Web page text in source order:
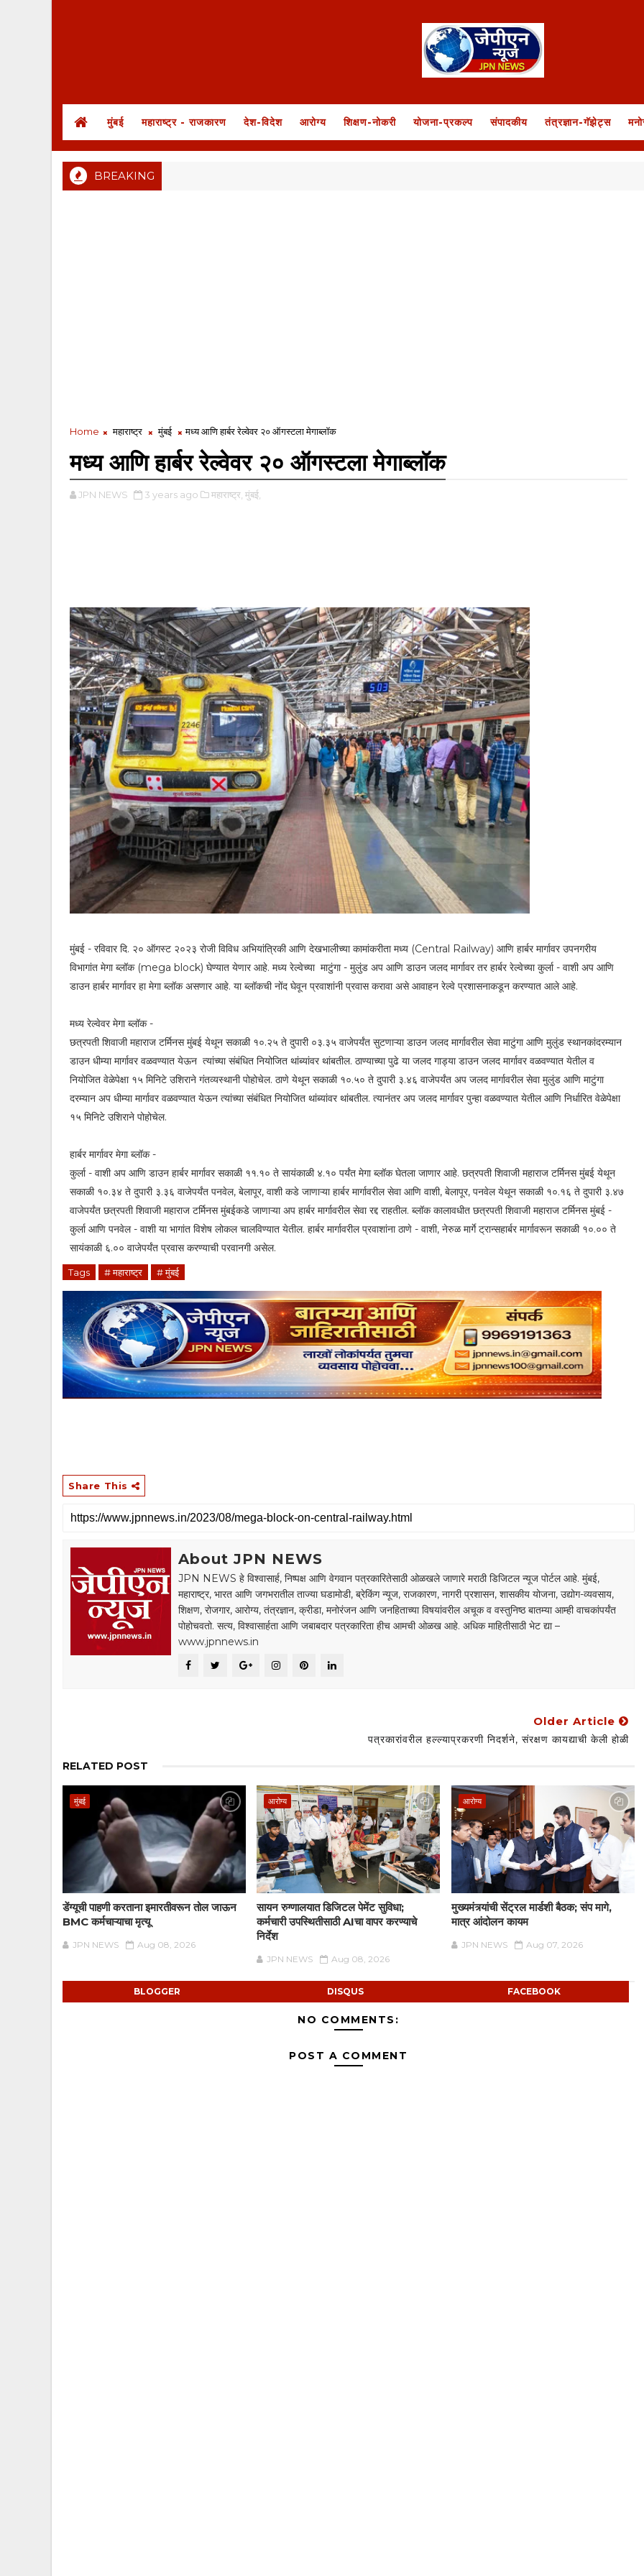
मुंबई महाराष्ट्र - राजकारण देश-विदेश आरोग्य शिक्षण-नोकरी योजना-प्रकल्प संपादकीय तंत्रज्ञान-गॅझेट्स
BREAKING
Home महाराष्ट्र मुंबई मध्य आणि हार्बर रेल्वेवर २० ऑगस्टला मेगाब्लॉक
मध्य आणि हार्बर रेल्वेवर २० ऑगस्टला मेगाब्लॉक
JPN NEWS 3 years ago महाराष्ट्र, मुंबई,
मुंबई - रविवार दि. २० ऑगस्ट २०२३ रोजी विविध अभियांत्रिकी आणि देखभालीच्या कामांकरीता मध्य (Central Railway) आणि हार्बर मार्गावर उपनगरीय
विभागांत मेगा ब्लॉक (mega block) घेण्यात येणार आहे. मध्य रेल्वेच्या माटुंगा - मुलुंड अप आणि डाउन जलद मार्गावर तर हार्बर रेल्वेच्या कुर्ला - वाशी अप आणि
डाउन हार्बर मार्गावर हा मेगा ब्लॉक असणार आहे. या ब्लॉकची नोंद घेवून प्रवाशांनी प्रवास करावा असे आवाहन रेल्वे प्रशासनाकडून करण्यात आले आहे.
मध्य रेल्वेवर मेगा ब्लॉक -
छत्रपती शिवाजी महाराज टर्मिनस मुंबई येथून सकाळी १०.२५ ते दुपारी ०३.३५ वाजेपर्यंत सुटणाऱ्या डाउन जलद मार्गावरील सेवा माटुंगा आणि मुलुंड स्थानकांदरम्यान
डाउन धीम्या मार्गावर वळवण्यात येऊन त्यांच्या संबंधित नियोजित थांब्यांवर थांबतील. ठाण्याच्या पुढे या जलद गाड्या डाउन जलद मार्गावर वळवण्यात येतील व
नियोजित वेळेपेक्षा १५ मिनिटे उशिराने गंतव्यस्थानी पोहोचेल. ठाणे येथून सकाळी १०.५० ते दुपारी ३.४६ वाजेपर्यंत अप जलद मार्गावरील सेवा मुलुंड आणि माटुंगा
दरम्यान अप धीम्या मार्गावर वळवण्यात येऊन त्यांच्या संबंधित नियोजित थांब्यांवर थांबतील. त्यानंतर अप जलद मार्गावर पुन्हा वळवण्यात येतील आणि निर्धारित वेळेपेक्षा
१५ मिनिटे उशिराने पोहोचेल.
हार्बर मार्गावर मेगा ब्लॉक -
कुर्ला - वाशी अप आणि डाउन हार्बर मार्गावर सकाळी ११.१० ते सायंकाळी ४.१० पर्यंत मेगा ब्लॉक घेतला जाणार आहे. छत्रपती शिवाजी महाराज टर्मिनस मुंबई येथून
सकाळी १०.३४ ते दुपारी ३.३६ वाजेपर्यंत पनवेल, बेलापूर, वाशी कडे जाणाऱ्या हार्बर मार्गावरील सेवा आणि वाशी, बेलापूर, पनवेल येथून सकाळी १०.१६ ते दुपारी ३.४७
वाजेपर्यंत छत्रपती शिवाजी महाराज टर्मिनस मुंबईकडे जाणाऱ्या अप हार्बर मार्गावरील सेवा रद्द राहतील. ब्लॉक कालावधीत छत्रपती शिवाजी महाराज टर्मिनस मुंबई -
कुर्ला आणि पनवेल - वाशी या भागांत विशेष लोकल चालविण्यात येतील. हार्बर मार्गावरील प्रवाशांना ठाणे - वाशी, नेरुळ मार्गे ट्रान्सहार्बर मार्गावरून सकाळी १०.०० ते
सायंकाळी ६.०० वाजेपर्यंत प्रवास करण्याची परवानगी असेल.
Tags # महाराष्ट्र # मुंबई
Share This
About JPN NEWS
JPN NEWS हे विश्वासार्ह, निष्पक्ष आणि वेगवान पत्रकारितेसाठी ओळखले जाणारे मराठी डिजिटल न्यूज पोर्टल आहे. मुंबई,
महाराष्ट्र, भारत आणि जगभरातील ताज्या घडामोडी, ब्रेकिंग न्यूज, राजकारण, नागरी प्रशासन, शासकीय योजना, उद्योग-व्यवसाय,
शिक्षण, रोजगार, आरोग्य, तंत्रज्ञान, क्रीडा, मनोरंजन आणि जनहिताच्या विषयांवरील अचूक व वस्तुनिष्ठ बातम्या आम्ही वाचकांपर्यंत
पोहोचवतो. सत्य, विश्वासार्हता आणि जबाबदार पत्रकारिता हीच आमची ओळख आहे. अधिक माहितीसाठी भेट द्या –
www.jpnnews.in
Older Article
पत्रकारांवरील हल्ल्याप्रकरणी निदर्शने, संरक्षण कायद्याची केली होळी
RELATED POST
मुंबई
डेंग्यूची पाहणी करताना इमारतीवरून तोल जाऊन
BMC कर्मचाऱ्याचा मृत्यू
JPN NEWS Aug 08, 2026
आरोग्य
सायन रुग्णालयात डिजिटल पेमेंट सुविधा;
कर्मचारी उपस्थितीसाठी AIचा वापर करण्याचे
निर्देश
JPN NEWS Aug 08, 2026
आरोग्य
मुख्यमंत्र्यांची सेंट्रल मार्डशी बैठक; संप मागे,
मात्र आंदोलन कायम
JPN NEWS Aug 07, 2026
BLOGGER DISQUS FACEBOOK
NO COMMENTS:
POST A COMMENT